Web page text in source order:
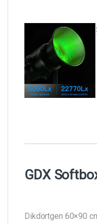
GDX
Dikdörtgen 60×90